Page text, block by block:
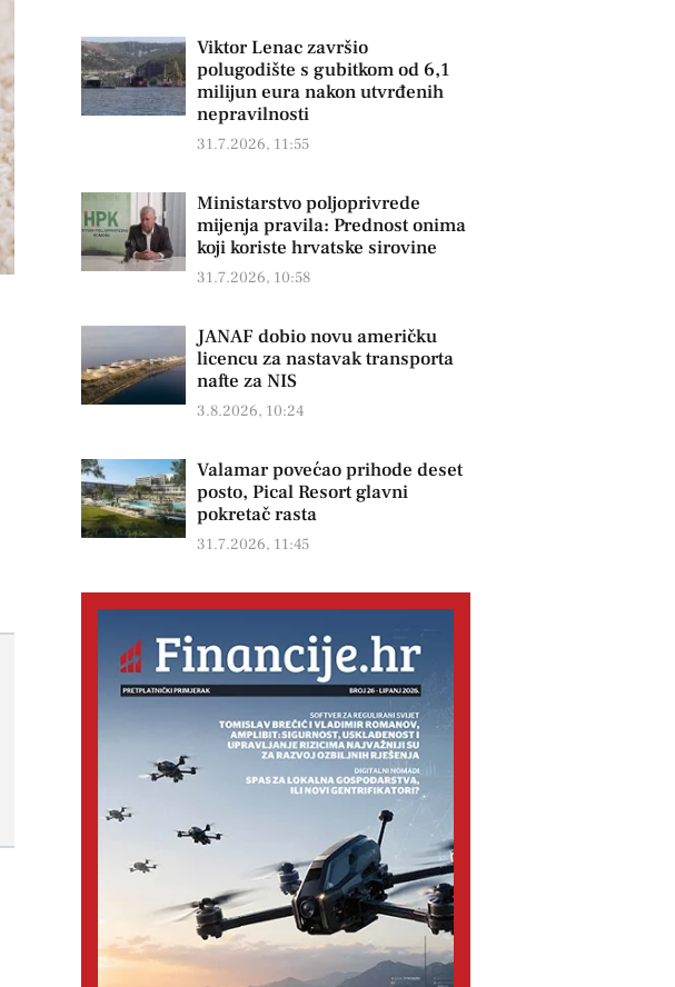
Viktor Lenac završio
polugodište s gubitkom od 6,1
milijun eura nakon utvrđenih
nepravilnosti
31.7.2026, 11:55
Ministarstvo poljoprivrede
mijenja pravila: Prednost onima
koji koriste hrvatske sirovine
31.7.2026, 10:58
JANAF dobio novu američku
licencu za nastavak transporta
nafte za NIS
3.8.2026, 10:24
Valamar povećao prihode deset
posto, Pical Resort glavni
pokretač rasta
31.7.2026, 11:45